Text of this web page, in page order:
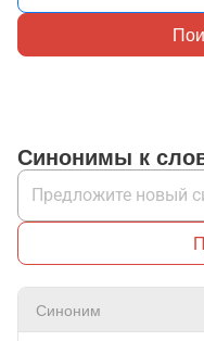
Синонимы к
Синоним